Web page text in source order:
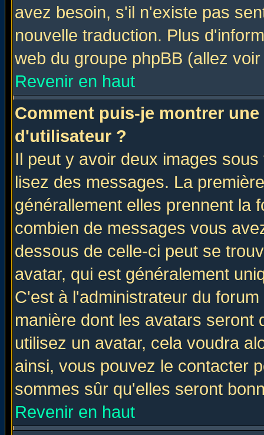
avez besoin, s'il n'existe pas
nouvelle traduction. Plus
web du groupe phpBB (allez
Revenir en haut
Comment puis-je montrer
d'utilisateur ?
Il peut y avoir deux images
lisez des messages. La
générallement elles prennent la
combien de messages vous
dessous de celle-ci peut se
avatar, qui est généralement
C'est à l'administrateur du
manière dont les avatars seront
utilisez un avatar, cela voudra
ainsi, vous pouvez le contacter
sommes sûr qu'elles seront
Revenir en haut